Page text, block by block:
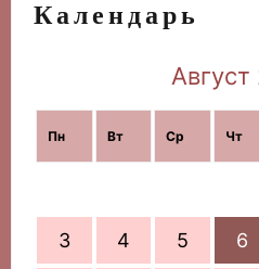
Календарь
Пн Вт Ср Чт
3 4 5 6